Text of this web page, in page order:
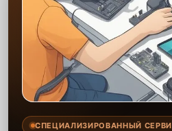
СПЕЦИАЛИЗИРОВАННЫЙ